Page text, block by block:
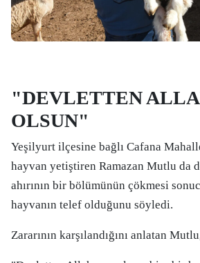
"DEVLETTEN
OLSUN"
Yeşilyurt ilçesine bağlı Cafana
hayvan yetiştiren Ramazan Mutlu da
ahırının bir bölümünün çökmesi
hayvanın telef olduğunu söyledi.
Zararının karşılandığını anlatan